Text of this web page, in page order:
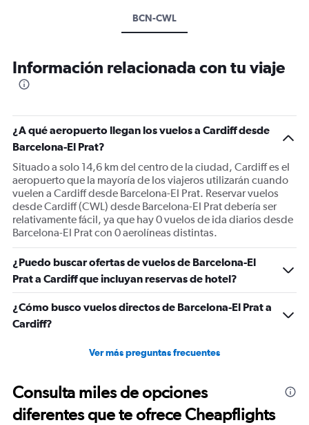
BCN-CWL
Información relacionada con tu viaje
¿A qué aeropuerto llegan los vuelos a Cardiff desde
Barcelona-El Prat?
Situado a solo 14,6 km del centro de la ciudad, Cardiff es el
aeropuerto que la mayoría de los viajeros utilizarán cuando
vuelen a Cardiff desde Barcelona-El Prat. Reservar vuelos
desde Cardiff (CWL) desde Barcelona-El Prat debería ser
relativamente fácil, ya que hay 0 vuelos de ida diarios desde
Barcelona-El Prat con 0 aerolíneas distintas.
¿Puedo buscar ofertas de vuelos de Barcelona-El
Prat a Cardiff que incluyan reservas de hotel?
¿Cómo busco vuelos directos de Barcelona-El Prat a
Cardiff?
Ver más preguntas frecuentes
Consulta miles de opciones
diferentes que te ofrece Cheapflights